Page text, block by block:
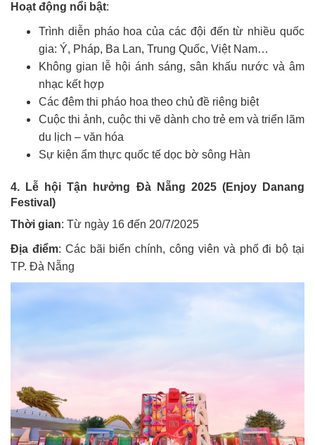
Hoạt động nổi bật:
Trình diễn pháo hoa của các đội đến từ nhiều quốc
gia: Ý, Pháp, Ba Lan, Trung Quốc, Việt Nam…
Không gian lễ hội ánh sáng, sân khấu nước và âm
nhạc kết hợp
Các đêm thi pháo hoa theo chủ đề riêng biệt
Cuộc thi ảnh, cuộc thi vẽ dành cho trẻ em và triển lãm
du lịch – văn hóa
Sự kiện ẩm thực quốc tế dọc bờ sông Hàn
4. Lễ hội Tận hưởng Đà Nẵng 2025 (Enjoy Danang
Festival)
Thời gian: Từ ngày 16 đến 20/7/2025
Địa điểm: Các bãi biển chính, công viên và phố đi bộ tại
TP. Đà Nẵng